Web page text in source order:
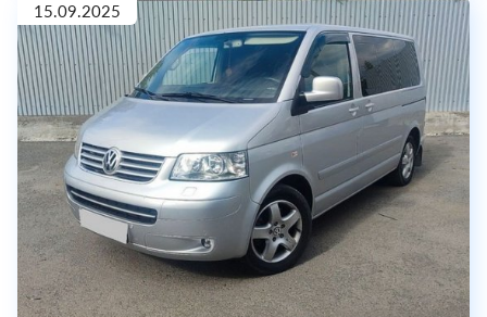
15.09.2025